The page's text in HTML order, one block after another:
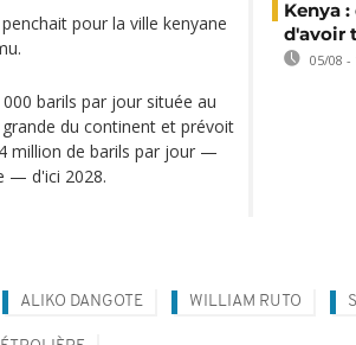
pour la ville kenyane
barils par jour située au
du continent et prévoit
million de barils par jour —
— d'ici 2028.
Kenya
d'avoir
05/08 -
ALIKO DANGOTE WILLIAM RUTO